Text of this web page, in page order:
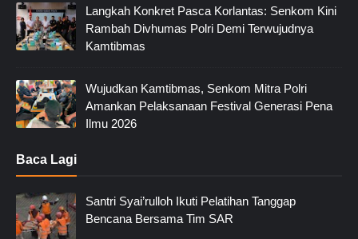
Langkah Konkret Pasca Korlantas: Senkom Kini
Rambah Divhumas Polri Demi Terwujudnya
Kamtibmas
Wujudkan Kamtibmas, Senkom Mitra Polri
Amankan Pelaksanaan Festival Generasi Pena
Ilmu 2026
Baca Lagi
Santri Syai’rulloh Ikuti Pelatihan Tanggap
Bencana Bersama Tim SAR